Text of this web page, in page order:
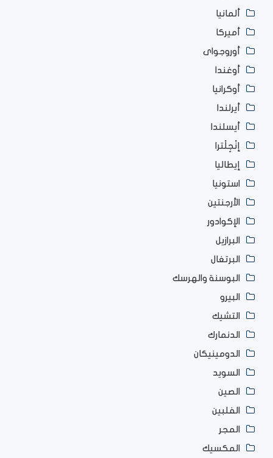
ألمانيا
أميركا
أوروجواى
أوغندا
أوكرانيا
أيرلندا
أيسلندا
إنْجِلْترا
إيطاليا
استونيا
الأرجنتين
الإكوادور
البرازيل
البرتغال
البوسنة والهرسك
البيرو
التشيك
الدنمارك
الدومينيكان
السويد
الصين
الفلبين
المجر
المكسيك